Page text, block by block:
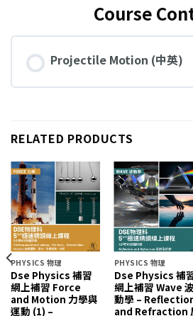
Course
Projectile Motion (中英)
RELATED PRODUCTS
PHYSICS 物理
Dse Physics 補習
網上補習 Force
and Motion 力學與
運動 (1) –
PHYSICS 物理
Dse Physics 補
網上補習 Wave 波
動學 –
and Refraction